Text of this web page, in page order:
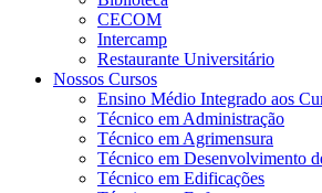
CECOM
Intercamp
Restaurante Universitário
Nossos Cursos
Ensino Médio Integrado aos
Técnico em Administração
Técnico em Agrimensura
Técnico em Desenvolvimento
Técnico em Edificações